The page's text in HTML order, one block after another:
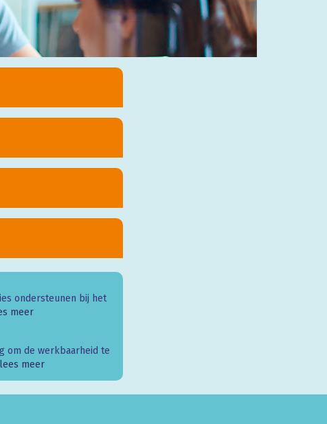
ondersteunen bij het
meer
om de werkbaarheid te
lees meer